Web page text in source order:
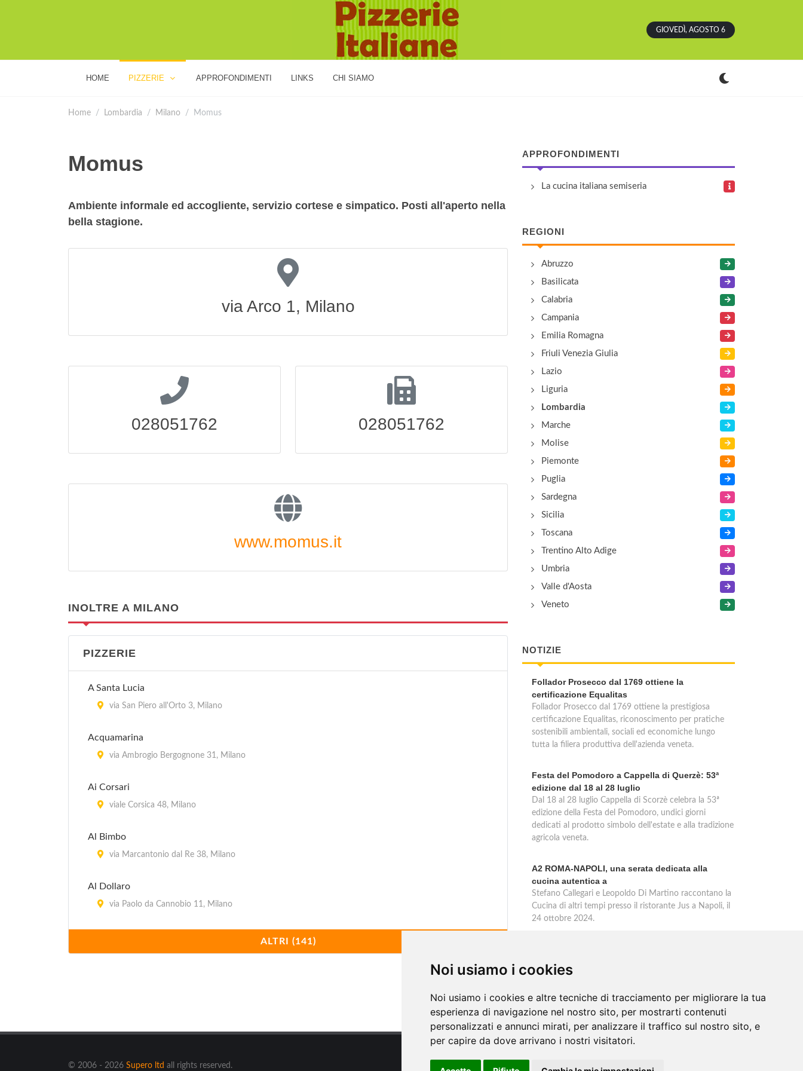
Noi usiamo i cookies
Noi usiamo i cookies e altre tecniche di tracciamento per migliorare la tua
esperienza di navigazione nel nostro sito, per mostrarti contenuti
personalizzati e annunci mirati, per analizzare il traffico sul nostro sito, e
per capire da dove arrivano i nostri visitatori.
GIOVEDÌ, AGOSTO 6
HOME PIZZERIE APPROFONDIMENTI LINKS CHI SIAMO
Home Lombardia Milano Momus
Momus
Ambiente informale ed accogliente, servizio cortese e simpatico. Posti all'aperto nella
bella stagione.
via Arco 1, Milano
028051762 028051762
www.momus.it
INOLTRE A MILANO
PIZZERIE
A Santa Lucia
via San Piero all'Orto 3, Milano
Acquamarina
via Ambrogio Bergognone 31, Milano
Ai Corsari
viale Corsica 48, Milano
Al Bimbo
via Marcantonio dal Re 38, Milano
Al Dollaro
via Paolo da Cannobio 11, Milano
via Novara 228, Milano
Al Ristoro del Giullare
ALTRI (141)
APPROFONDIMENTI
La cucina italiana semiseria
REGIONI
Abruzzo
Basilicata
Calabria
Campania
Emilia Romagna
Friuli Venezia Giulia
Lazio
Liguria
Lombardia
Marche
Molise
Piemonte
Puglia
Sardegna
Sicilia
Toscana
Trentino Alto Adige
Umbria
Valle d'Aosta
Veneto
NOTIZIE
Follador Prosecco dal 1769 ottiene la
certificazione Equalitas
Follador Prosecco dal 1769 ottiene la prestigiosa
certificazione Equalitas, riconoscimento per pratiche
sostenibili ambientali, sociali ed economiche lungo
tutta la filiera produttiva dell'azienda veneta.
Festa del Pomodoro a Cappella di Querzè: 53ª
edizione dal 18 al 28 luglio
Dal 18 al 28 luglio Cappella di Scorzè celebra la 53ª
edizione della Festa del Pomodoro, undici giorni
dedicati al prodotto simbolo dell'estate e alla tradizione
agricola veneta.
A2 ROMA-NAPOLI, una serata dedicata alla
cucina autentica a
Stefano Callegari e Leopoldo Di Martino raccontano la
Cucina di altri tempi presso il ristorante Jus a Napoli, il
24 ottobre 2024.
© 2006 - 2026 Supero ltd all rights reserved.